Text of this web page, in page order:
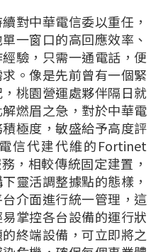
對中華電信委以重任，
一窗口的高回應效率、
驗 ，只需一通電話，便
。 像是先前曾有一個緊
，桃園營運處夥伴隔日就
燃眉之急 ， 對於中華電
極度，敏盛給予高度評
信代建代維的Fortinet
， 相較傳統固定建置，
靈活調整據點的態樣 ，
介面進行統一管理 ，這
掌控各台設備的運行狀
的終端設備 ， 可立即將之